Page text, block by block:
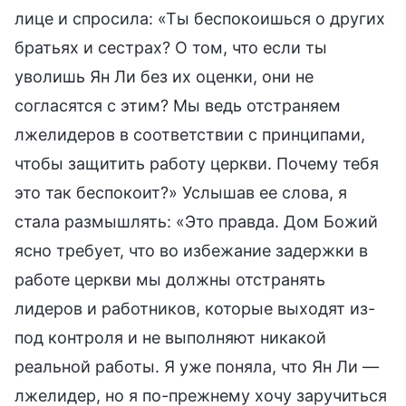
лице и спросила: «Ты беспокоишься о других
братьях и сестрах? О том, что если ты
уволишь Ян Ли без их оценки, они не
согласятся с этим? Мы ведь отстраняем
лжелидеров в соответствии с принципами,
чтобы защитить работу церкви. Почему тебя
это так беспокоит?» Услышав ее слова, я
стала размышлять: «Это правда. Дом Божий
ясно требует, что во избежание задержки в
работе церкви мы должны отстранять
лидеров и работников, которые выходят из-
под контроля и не выполняют никакой
реальной работы. Я уже поняла, что Ян Ли —
лжелидер, но я по-прежнему хочу заручиться